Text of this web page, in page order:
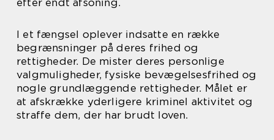
efter endt afsoning.
I et fængsel oplever indsatte en række
begrænsninger på deres frihed og
rettigheder. De mister deres personlige
valgmuligheder, fysiske bevægelsesfrihed og
nogle grundlæggende rettigheder. Målet er
at afskrække yderligere kriminel aktivitet og
straffe dem, der har brudt loven.